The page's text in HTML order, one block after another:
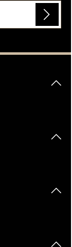
Kenntnis